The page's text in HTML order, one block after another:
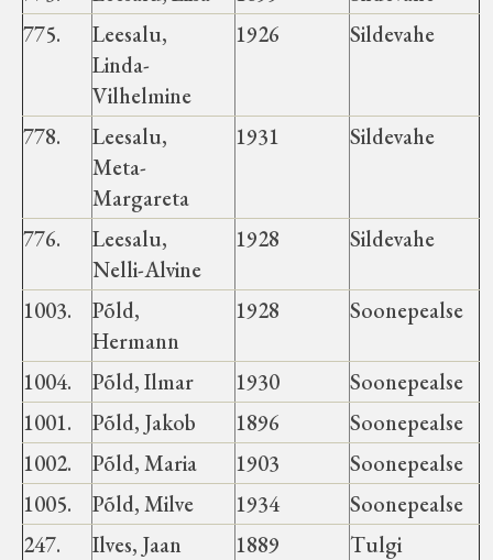
775.
Leesalu,
Linda-
Vilhelmine
1926 Sildevahe
778.
Leesalu,
Meta-
Margareta
1931 Sildevahe
776.
Leesalu,
Nelli-Alvine
1928 Sildevahe
1003.
Põld,
Hermann
1928 Soonepealse
1004. Põld, Ilmar 1930
Soonepealse
1001.
Põld, Jakob 1896
Soonepealse
1002.
Põld, Maria 1903
Soonepealse
1005.
Põld, Milve 1934
Soonepealse
247.
Ilves, Jaan 1889
Tulgi